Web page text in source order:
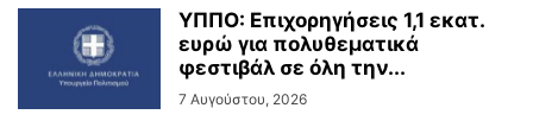
ΥΠΠΟ: Επιχορηγήσεις 1,1 εκατ.
ευρώ για πολυθεματικά
φεστιβάλ σε όλη την...
7 Αυγούστου, 2026